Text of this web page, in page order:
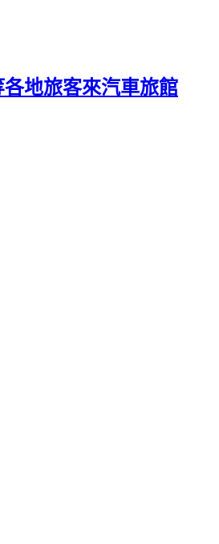
地旅客來汽車旅館